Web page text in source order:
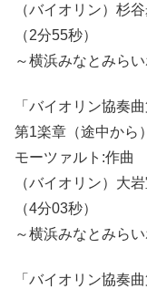
（バイオリン）杉
（2分55秒）
～横浜みなとみら
「バイオリン協奏
第1楽章（途中から
モーツァルト:作曲
（バイオリン）大
（4分03秒）
～横浜みなとみら
「バイオリン協奏